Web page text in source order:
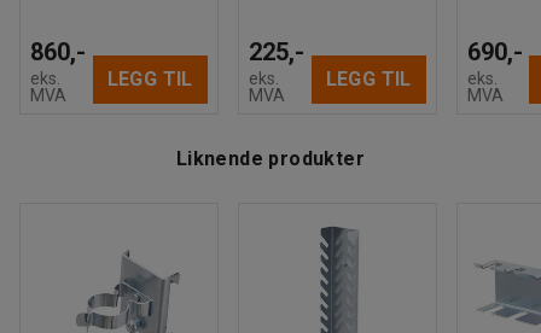
860,-
eks.
MVA
LEGG TIL
225,-
eks.
MVA
LEGG TIL
690,-
eks.
MVA
Liknende produkter